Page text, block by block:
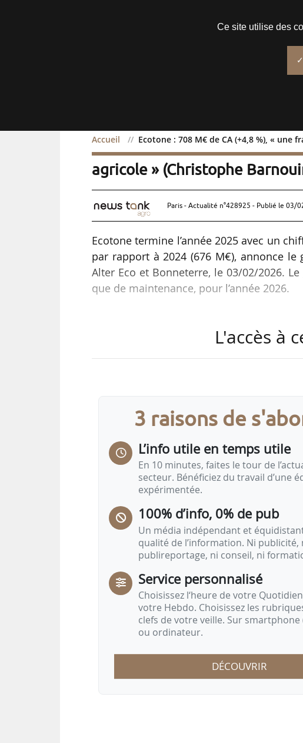
Accueil Ecotone : 708 M€ de CA (+4,8 %), «
Ecotone : 708 M€ de CA
agricole » (Christophe
Paris - Actualité n°428925 - Publié le 03/
Ecotone termine l’année 2025 avec un
par rapport à 2024 (676 M€), annonce
Alter Eco et Bonneterre, le 03/02/2026.
que de maintenance, pour l’année 2026.
2025. Les leviers de notre croissance
présence accrue sur tous les circuits de
L'accès à
3 raisons de
L’info utile en temps utile
En 10 minutes, faites le tour de
secteur. Bénéficiez du travail d’une
expérimentée.
100% d’info, 0% de pub
Un média indépendant et
qualité de l’information. Ni publicité,
publireportage, ni conseil, ni
Service personnalisé
Choisissez l‘heure de votre
votre Hebdo. Choisissez les
clefs de votre veille. Sur
ou ordinateur.
DÉCOUVRIR
Ce site utilise des